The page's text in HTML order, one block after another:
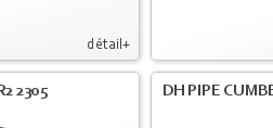
détail+
2305 DH PIPE